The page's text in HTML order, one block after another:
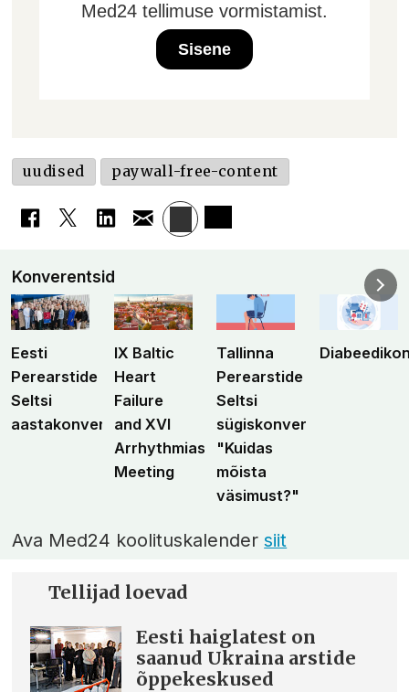
Med24 tellimuse vormistamist.
Sisene
uudised paywall-free-content
Konverentsid
Eesti
Perearstide
Seltsi
aastakonverents
IX Baltic
Heart
Failure
and XVI
Arrhythmias
Meeting
Tallinna
Perearstide
Seltsi
sügiskonverents
"Kuidas
mõista
väsimust?"
Ava Med24 koolituskalendersiit
Tellijad loevad
Eesti haiglatest on
saanud Ukraina arstide
õppekeskused